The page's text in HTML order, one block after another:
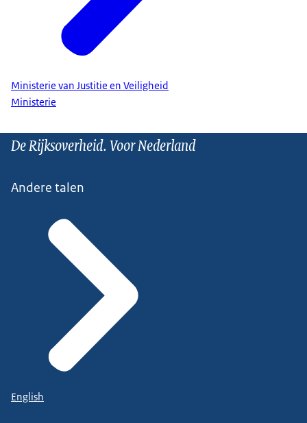
Ministerie van Justitie en Veiligheid
Ministerie
De Rijksoverheid. Voor Nederland
Andere talen
English